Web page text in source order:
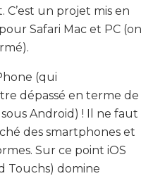
un projet mis en
Safari Mac et PC (on
(qui
dépassé en terme de
Android) ! Il ne faut
des smartphones et
Sur ce point iOS
Touchs) domine